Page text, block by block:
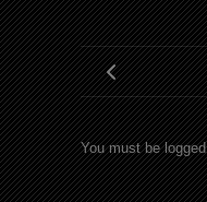
You must be